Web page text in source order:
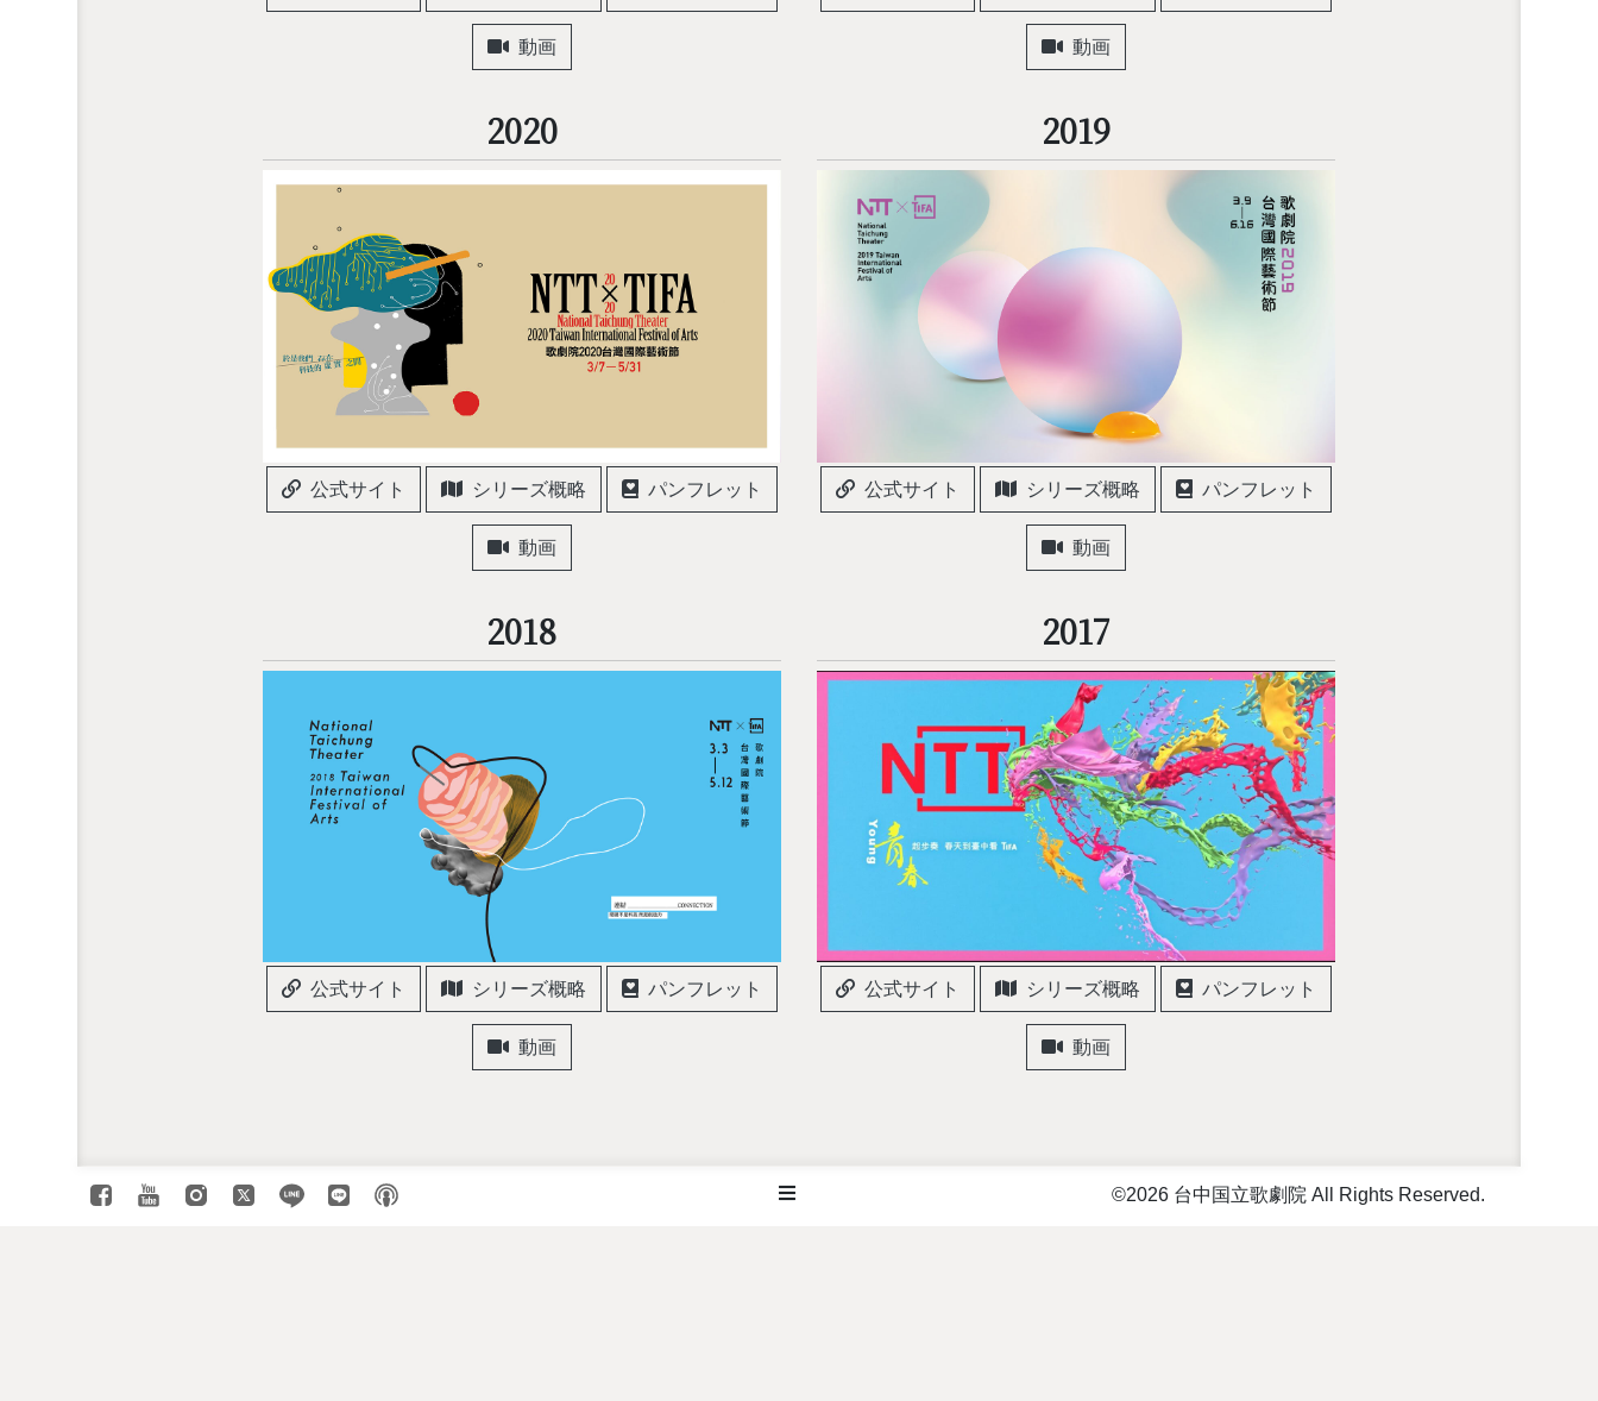
動画 動画
2020
公式サイト シリーズ概略 パンフレット
動画
2019
公式サイト シリーズ概略 パンフレット
動画
2018
公式サイト シリーズ概略 パンフレット
動画
2017
公式サイト シリーズ概略 パンフレット
動画
©2026 台中国立歌劇院 All Rights Reserved.